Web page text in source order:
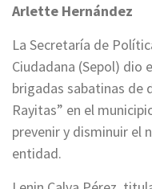
Arlette Hernández
La Secretaría de
Ciudadana (Sepol) dio
brigadas sabatinas de
Rayitas” en el
prevenir y disminuir el
entidad.